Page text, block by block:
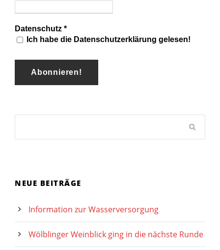
Datenschutz *
Ich habe die Datenschutzerklärung gelesen!
NEUE BEITRÄGE
Information zur Wasserversorgung
Wölblinger Weinblick ging in die nächste Runde